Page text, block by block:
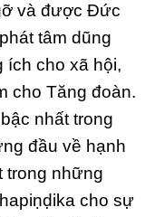
và được Đức
tâm dũng
ích cho xã hội,
cho Tăng đoàn.
nhất trong
đầu về hạnh
trong những
cho sự